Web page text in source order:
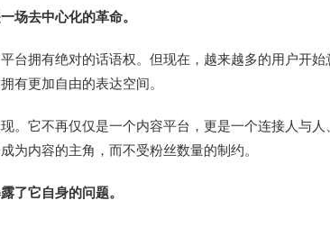
场去中心化的革命。
台拥有绝对的话语权。但现在，越来越多的用户开
有更加自由的表达空间。
。它不再仅仅是一个内容平台，更是一个连接人与
为内容的主角，而不受粉丝数量的制约。
了它自身的问题。